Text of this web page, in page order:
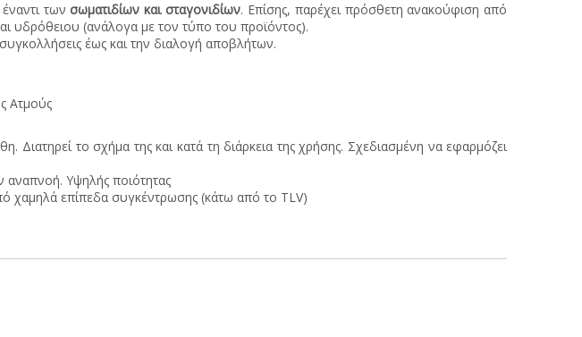
έναντι τωνσωματιδίων και σταγονιδίων. Επίσης, παρέχει πρόσθετη ανακούφιση από
υδρόθειου (ανάλογα με τον τύπο του προϊόντος).
έως και την διαλογή αποβλήτων.
Ατμούς
Διατηρεί το σχήμα της και κατά τη διάρκεια της χρήσης. Σχεδιασμένη να εφαρμόζει
αναπνοή. Υψηλής ποιότητας
χαμηλά επίπεδα συγκέντρωσης (κάτω από το TLV)